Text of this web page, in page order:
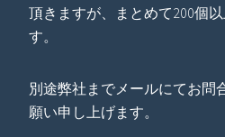
頂きますが、まとめて200個
す。
別途弊社までメールにてお問
願い申し上げます。